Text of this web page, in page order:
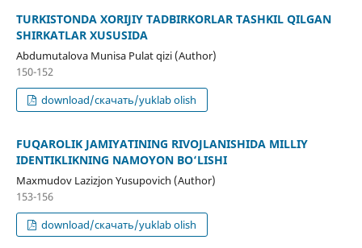
TURKISTONDA XORIJIY TADBIRKORLAR TASHKIL QILGAN
SHIRKATLAR XUSUSIDA
Abdumutalova Munisa Pulat qizi (Author)
150-152
download/скачать/yuklab olish
FUQAROLIK JAMIYATINING RIVOJLANISHIDA MILLIY
IDENTIKLIKNING NAMOYON BO‘LISHI
Maxmudov Lazizjon Yusupovich (Author)
153-156
download/скачать/yuklab olish